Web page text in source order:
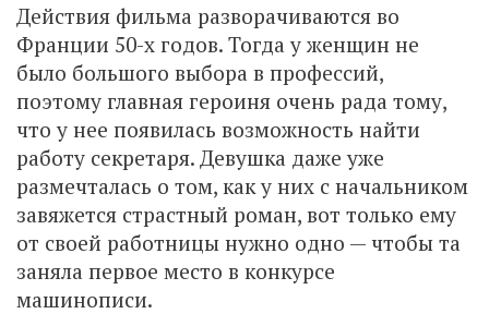
Действия фильма разворачиваются во
Франции 50-х годов. Тогда у женщин не
было большого выбора в профессий,
поэтому главная героиня очень рада тому,
что у нее появилась возможность найти
работу секретаря. Девушка даже уже
размечталась о том, как у них с начальником
завяжется страстный роман, вот только ему
от своей работницы нужно одно — чтобы та
заняла первое место в конкурсе
машинописи.